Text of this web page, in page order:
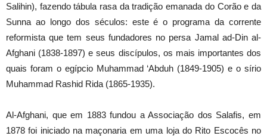
Salihin), fazendo tábula rasa da tradição emanada do Corão e da
Sunna ao longo dos séculos: este é o programa da corrente
reformista que tem seus fundadores no persa Jamal ad-Din al-
Afghani (1838-1897) e seus discípulos, os mais importantes dos
quais foram o egípcio Muhammad ‘Abduh (1849-1905) e o sírio
Muhammad Rashid Rida (1865-1935).
Al-Afghani, que em 1883 fundou a Associação dos Salafis, em
1878 foi iniciado na maçonaria em uma loja do Rito Escocês no